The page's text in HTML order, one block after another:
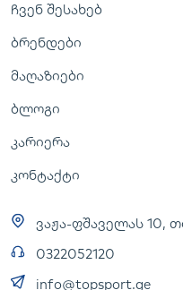
ჩვენ შესახებ
ბრენდები
მაღაზიები
ბლოგი
კარიერა
კონტაქტი
ვაჟა-ფშაველას 10,
0322052120
info@topsport.ge